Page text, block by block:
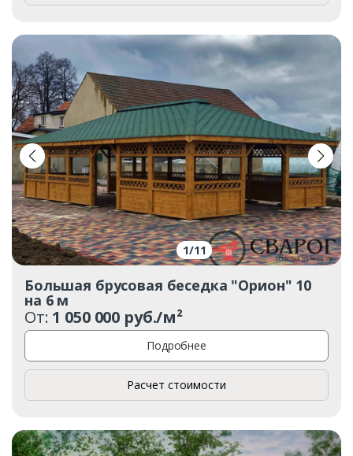
1/11
Большая брусовая беседка "Орион" 10
на 6 м
От: 1 050 000 руб./м²
Подробнее
Расчет стоимости